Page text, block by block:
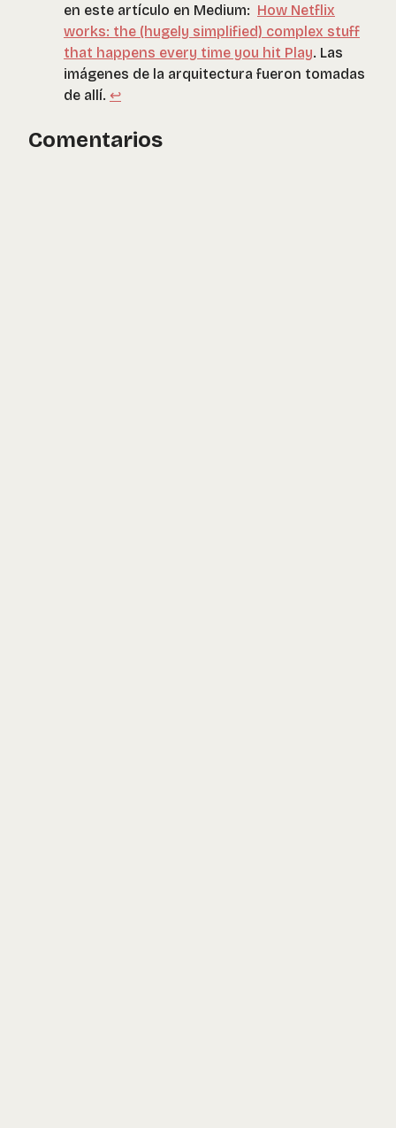
en este artículo en Medium: How Netflix
works: the (hugely simplified) complex stuff
that happens every time you hit Play. Las
imágenes de la arquitectura fueron tomadas
de allí. ↩︎
Comentarios